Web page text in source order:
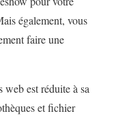
également, vous
faire une
web est réduite à sa
et fichier